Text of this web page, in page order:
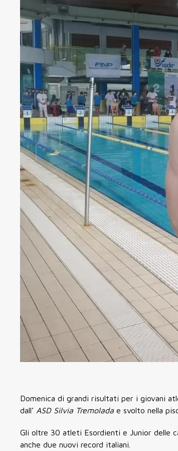
Domenica di grandi risultati per i giovani
dall’ ASD Silvia Tremolada e svolto nella
Gli oltre 30 atleti Esordienti e Junior delle
anche due nuovi record italiani.